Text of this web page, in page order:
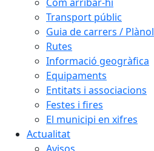
Transport públic
Guia de carrers / Plànol
Rutes
Informació geogràfica
Equipaments
Entitats i associacions
Festes i fires
El municipi en xifres
Actualitat